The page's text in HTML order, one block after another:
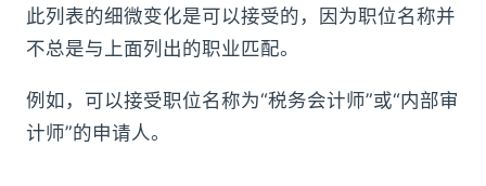
此列表的细微变化是可以接受的，因为职位名称并
不总是与上面列出的职业匹配。
例如，可以接受职位名称为“税务会计师”或“内部审
计师”的申请人。